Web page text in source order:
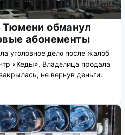
Тюмени обманул
абонементы
уголовное дело после жалоб
«Кеды». Владелица продала
не вернув деньги.